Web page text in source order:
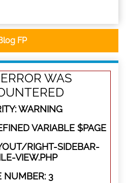
FP
WAS
WARNING
VARIABLE $PAGE
RIGHT-SIDEBAR-
VIEW.PHP
NUMBER: 3